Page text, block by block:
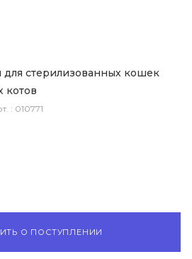
стерилизованных кошек
котов
: 010771
О ПОСТУПЛЕНИИ